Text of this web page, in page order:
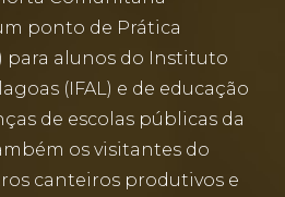
ponto de Prática
para alunos do Instituto
(IFAL) e de educação
de escolas públicas da
os visitantes do
canteiros produtivos e